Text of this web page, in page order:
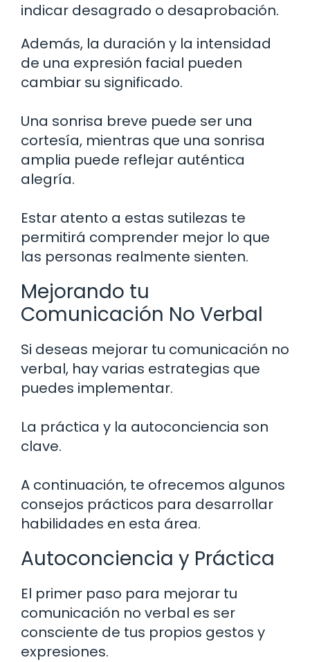
indicar desagrado o desaprobación.
Además, la duración y la intensidad
de una expresión facial pueden
cambiar su significado.
Una sonrisa breve puede ser una
cortesía, mientras que una sonrisa
amplia puede reflejar auténtica
alegría.
Estar atento a estas sutilezas te
permitirá comprender mejor lo que
las personas realmente sienten.
Mejorando tu
Comunicación No Verbal
Si deseas mejorar tu comunicación no
verbal, hay varias estrategias que
puedes implementar.
La práctica y la autoconciencia son
clave.
A continuación, te ofrecemos algunos
consejos prácticos para desarrollar
habilidades en esta área.
Autoconciencia y Práctica
El primer paso para mejorar tu
comunicación no verbal es ser
consciente de tus propios gestos y
expresiones.